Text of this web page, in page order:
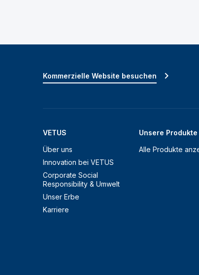
VETUS
Über uns
Innovation bei VETUS
Corporate Social
Responsibility & Umwelt
Unser Erbe
Karriere
Unsere Produkte
Alle Produkte
Kommerzielle Website besuchen